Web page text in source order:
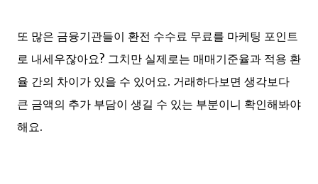
또 많은 금융기관들이 환전 수수료 무료를 마케팅 포인트
로 내세우잖아요? 그치만 실제로는 매매기준율과 적용 환
율 간의 차이가 있을 수 있어요. 거래하다보면 생각보다
큰 금액의 추가 부담이 생길 수 있는 부분이니 확인해봐야
해요.